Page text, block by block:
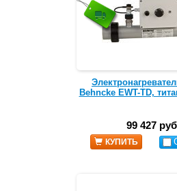
Behncke EWT-TD,
99 427
КУПИТЬ